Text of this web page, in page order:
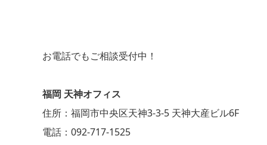
お電話でもご相談受付中！
福岡 天神オフィス
住所：福岡市中央区天神3-3-5 天神大産ビル6F
電話：092-717-1525